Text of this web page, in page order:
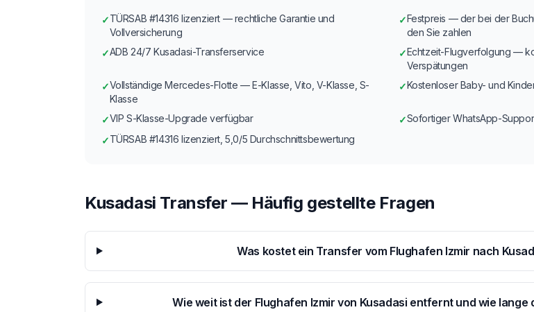
✓TÜRSAB #14316 lizenziert — rechtliche Garantie und
Vollversicherung
✓Festpreis — der bei der
den Sie zahlen
✓ADB 24/7 Kusadasi-Transferservice ✓Echtzeit-Flugverfolgung —
Verspätungen
✓Vollständige Mercedes-Flotte — E-Klasse, Vito, V-Klasse, S-
Klasse
✓Kostenloser Baby- und
✓VIP S-Klasse-Upgrade verfügbar ✓Sofortiger WhatsApp-
✓TÜRSAB #14316 lizenziert, 5,0/5 Durchschnittsbewertung
Kusadasi Transfer — Häufig gestellte Fragen
Was kostet ein Transfer vom Flughafen Izmir nach
Wie weit ist der Flughafen Izmir von Kusadasi entfernt und wie lange